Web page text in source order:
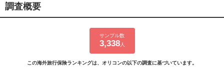
調査概要
サンプル数
3,338人
この海外旅行保険ランキングは、オリコンの以下の調査に基づいています。